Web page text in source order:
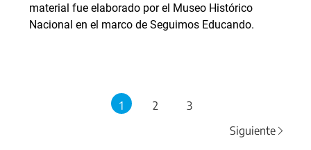
material fue elaborado por el Museo Histórico
Nacional en el marco de Seguimos Educando.
1 2
3
Siguiente